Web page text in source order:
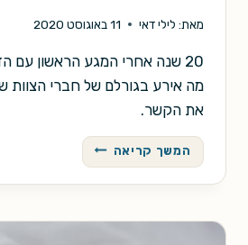
מאת: לילי דאי 11 באוגוסט 2020
20 שנה אחרי המגע הראשון עם
מה אירע בגורלם של חברי הצוות
את הקשר.
המשך קריאה מגע